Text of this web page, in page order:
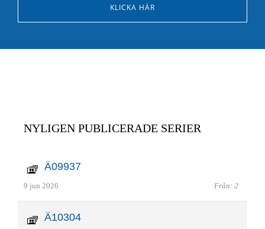
KLICKA HÄR
NYLIGEN PUBLICERADE SERIER
Ä09937
9 jun 2026 Från: 2
Ä10304